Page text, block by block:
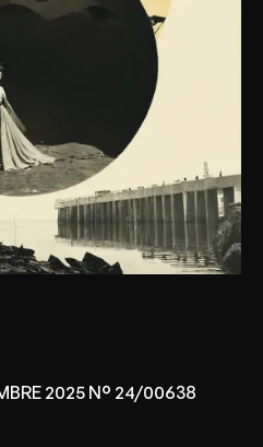
2025 N° 24/00638